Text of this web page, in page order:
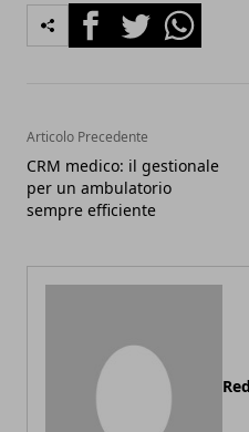
FacebookTwitterWhatsapp
Articolo Precedente
CRM medico: il gestionale
per un ambulatorio
sempre efficiente